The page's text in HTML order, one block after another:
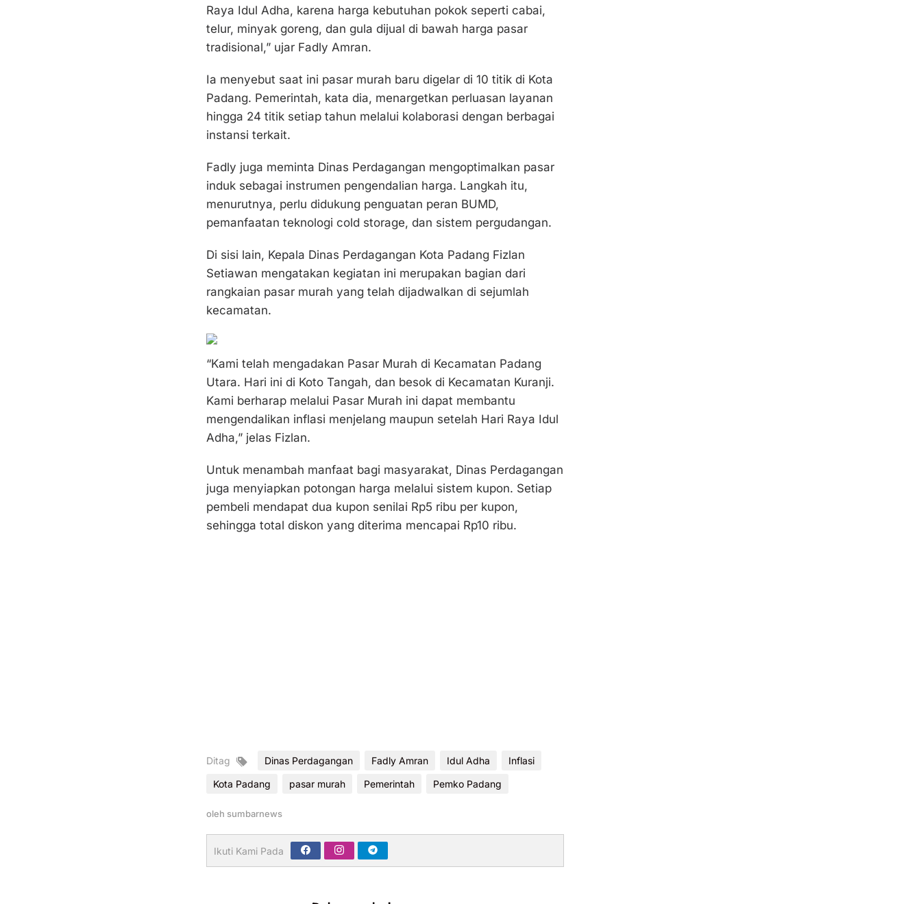
Raya Idul Adha, karena harga kebutuhan pokok seperti cabai,
telur, minyak goreng, dan gula dijual di bawah harga pasar
tradisional,” ujar Fadly Amran.
Ia menyebut saat ini pasar murah baru digelar di 10 titik di Kota
Padang. Pemerintah, kata dia, menargetkan perluasan layanan
hingga 24 titik setiap tahun melalui kolaborasi dengan berbagai
instansi terkait.
Fadly juga meminta Dinas Perdagangan mengoptimalkan pasar
induk sebagai instrumen pengendalian harga. Langkah itu,
menurutnya, perlu didukung penguatan peran BUMD,
pemanfaatan teknologi cold storage, dan sistem pergudangan.
Di sisi lain, Kepala Dinas Perdagangan Kota Padang Fizlan
Setiawan mengatakan kegiatan ini merupakan bagian dari
rangkaian pasar murah yang telah dijadwalkan di sejumlah
kecamatan.
“Kami telah mengadakan Pasar Murah di Kecamatan Padang
Utara. Hari ini di Koto Tangah, dan besok di Kecamatan Kuranji.
Kami berharap melalui Pasar Murah ini dapat membantu
mengendalikan inflasi menjelang maupun setelah Hari Raya Idul
Adha,” jelas Fizlan.
Untuk menambah manfaat bagi masyarakat, Dinas Perdagangan
juga menyiapkan potongan harga melalui sistem kupon. Setiap
pembeli mendapat dua kupon senilai Rp5 ribu per kupon,
sehingga total diskon yang diterima mencapai Rp10 ribu.
Ditag Dinas Perdagangan Fadly Amran Idul Adha
Inflasi
Kota Padang
pasar murah Pemerintah Pemko Padang
oleh sumbarnews
Ikuti Kami Pada